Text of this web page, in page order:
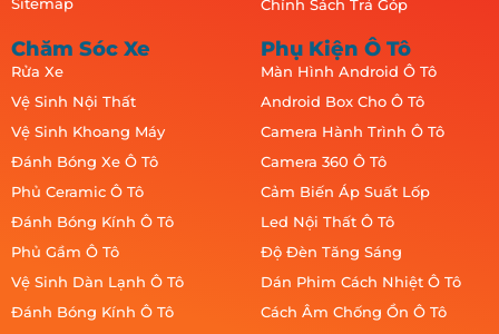
Chính Sách Trả Góp
Chăm Sóc Xe
Rửa Xe
Vệ Sinh Nội Thất
Vệ Sinh Khoang Máy
Đánh Bóng Xe Ô Tô
Phủ Ceramic Ô Tô
Đánh Bóng Kính Ô Tô
Phủ Gầm Ô Tô
Vệ Sinh Dàn Lạnh Ô Tô
Đánh Bóng Kính Ô Tô
Phụ Kiện Ô Tô
Màn Hình Android Ô Tô
Android Box Cho Ô Tô
Camera Hành Trình Ô Tô
Camera 360 Ô Tô
Cảm Biến Áp Suất Lốp
Led Nội Thất Ô Tô
Độ Đèn Tăng Sáng
Dán Phim Cách Nhiệt Ô Tô
Cách Âm Chống Ồn Ô Tô